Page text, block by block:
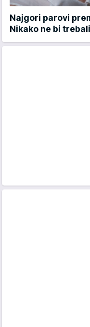
Najgori parovi
Nikako ne bi